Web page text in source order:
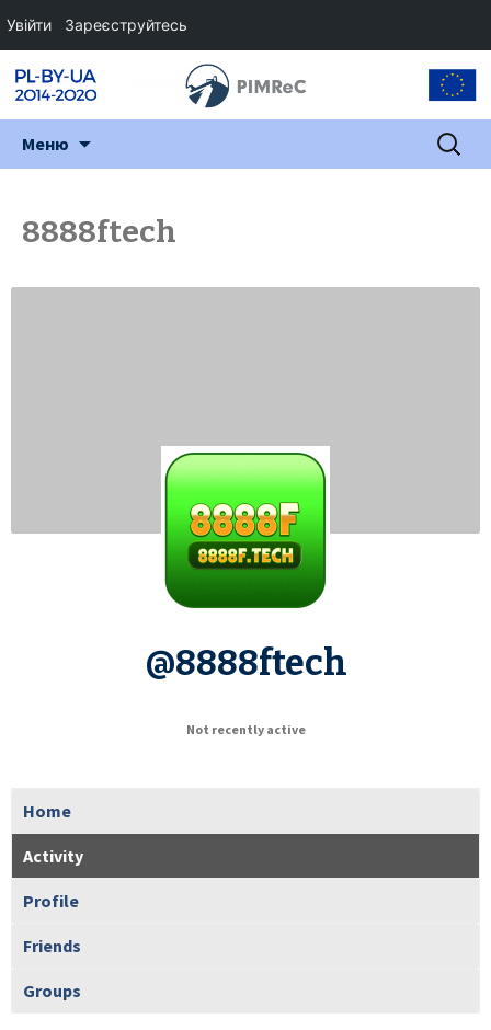
Меню Пошук:
8888ftech
@8888ftech
Not recently active
Home
Activity
Profile
Friends
Groups
Увійти Зареєструйтесь